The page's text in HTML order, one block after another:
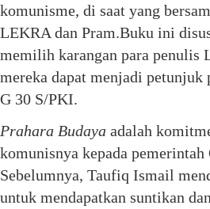
komunisme, di saat yang
LEKRA dan Pram.Buku ini
memilih karangan para penulis
mereka dapat menjadi petunjuk
G 30 S/PKI.
Prahara Budaya adalah
komunisnya kepada pemerintah
Sebelumnya, Taufiq Ismail
untuk mendapatkan suntikan